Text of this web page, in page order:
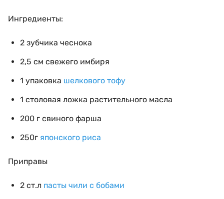
Ингредиенты:
2 зубчика чеснока
2,5 см свежего имбиря
1 упаковка шелкового тофу
1 столовая ложка растительного масла
200 г свиного фарша
250г японского риса
Приправы
2 ст.л пасты чили с бобами